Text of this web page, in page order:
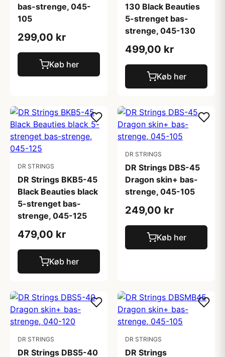
bas-strenge, 045-
105
299,00 kr
Køb her
130 Black Beauties
5-strenget bas-
strenge, 045-130
499,00 kr
Køb her
DR STRINGS
DR Strings BKB5-45
Black Beauties black
5-strenget bas-
strenge, 045-125
479,00 kr
Køb her
DR STRINGS
DR Strings DBS-45
Dragon skin+ bas-
strenge, 045-105
249,00 kr
Køb her
DR STRINGS
DR Strings DBS5-40
DR STRINGS
DR Strings